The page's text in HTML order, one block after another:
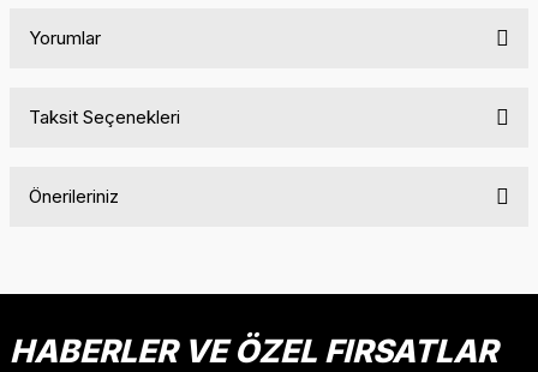
Yorumlar
Taksit Seçenekleri
Önerileriniz
HABERLER VE ÖZEL FIRSATLAR